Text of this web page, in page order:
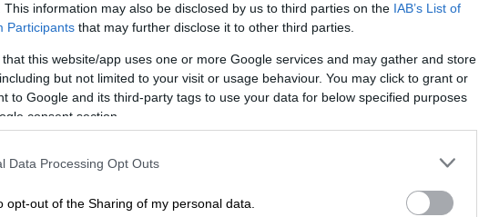
This information may also be disclosed by us to third parties on the IAB’s List of
Participants that may further disclose it to other third parties.
that this website/app uses one or more Google services and may gather and store
but not limited to your visit or usage behaviour. You may click to grant or
to Google and its third-party tags to use your data for below specified purposes
consent section.
Data Processing Opt Outs
opt-out of the Sharing of my personal data.
Lifestyle|07.10.2025 13:16
Νικήτας Τσακίρογλου για
Χρυσούλα Διαβάτη: «Οι γιατροί
δεν μπόρεσαν να τη βοηθήσουν,
μπήκε τρεις φορές στο
νοσοκομείο»
Η αγαπημένη κωμική ηθοποιός δίνει